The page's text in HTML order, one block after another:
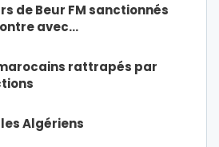
de Beur FM sanctionnés
avec…
rattrapés par
Algériens